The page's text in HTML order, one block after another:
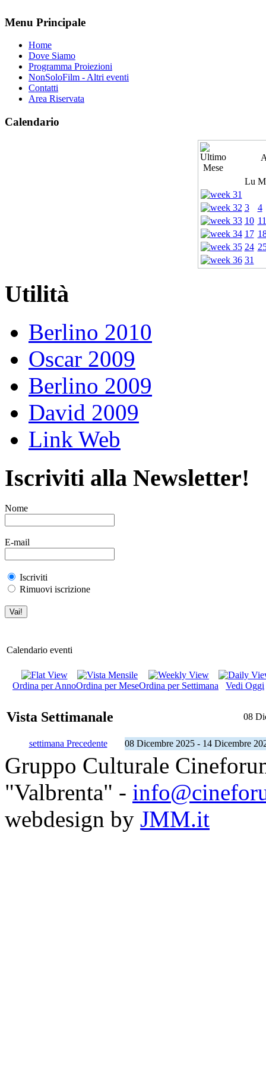
Menu Principale
Home
Dove Siamo
Programma Proiezioni
NonSoloFilm - Altri eventi
Contatti
Area Riservata
Calendario
Lu
3
4
10 11
17
24
31
Utilità
Berlino 2010
Oscar 2009
Berlino 2009
David 2009
Link Web
Iscriviti alla Newsletter!
Nome
E-mail
Iscriviti
Rimuovi iscrizione
Calendario eventi
Ordina per AnnoOrdina per MeseOrdina per Settimana Vedi Oggi
Vista Settimanale 08
settimana Precedente 08 Dicembre 2025 - 14 Dicembre
Gruppo Culturale
"Valbrenta" -
webdesign by JMM.it